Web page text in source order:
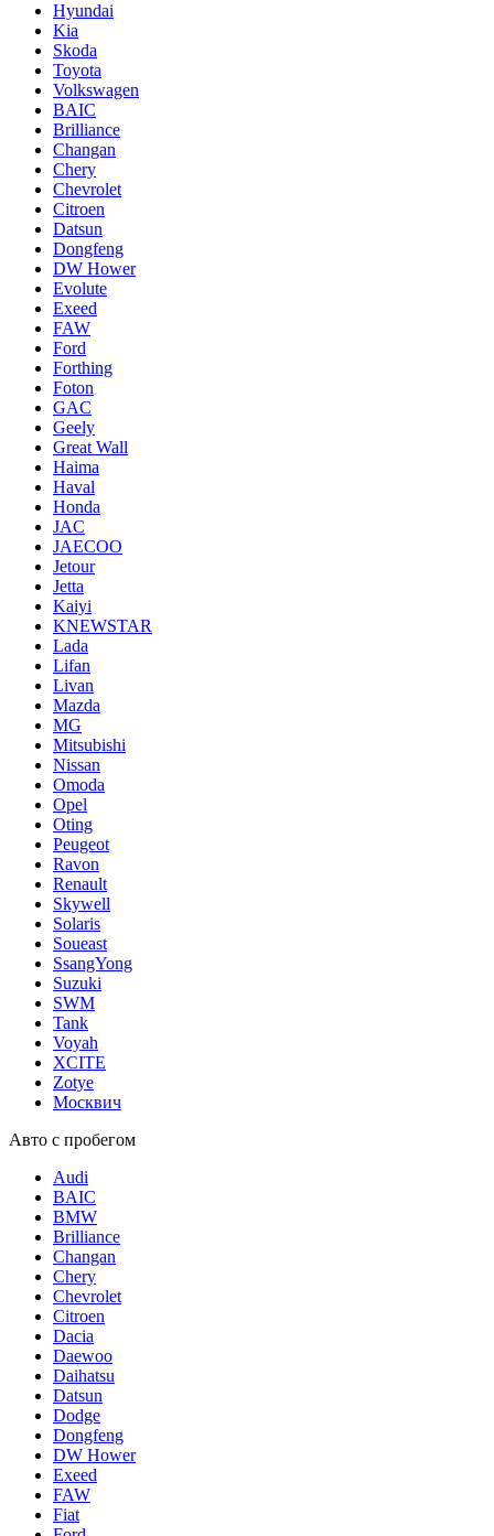
Hyundai
Kia
Skoda
Toyota
Volkswagen
BAIC
Brilliance
Changan
Chery
Chevrolet
Citroen
Datsun
Dongfeng
DW Hower
Evolute
Exeed
FAW
Ford
Forthing
Foton
GAC
Geely
Great Wall
Haima
Haval
Honda
JAC
JAECOO
Jetour
Jetta
Kaiyi
KNEWSTAR
Lada
Lifan
Livan
Mazda
MG
Mitsubishi
Nissan
Omoda
Opel
Oting
Peugeot
Ravon
Renault
Skywell
Solaris
Soueast
SsangYong
Suzuki
SWM
Tank
Voyah
XCITE
Zotye
Москвич
Авто с пробегом
Audi
BAIC
BMW
Brilliance
Changan
Chery
Chevrolet
Citroen
Dacia
Daewoo
Daihatsu
Datsun
Dodge
Dongfeng
DW Hower
Exeed
FAW
Fiat